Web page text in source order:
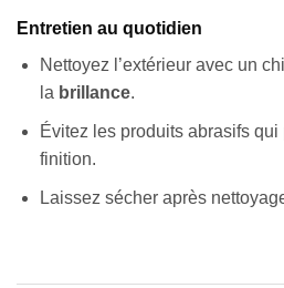
Entretien au quotidien
Nettoyez l’extérieur avec un
la brillance.
Évitez les produits abrasifs
finition.
Laissez sécher après